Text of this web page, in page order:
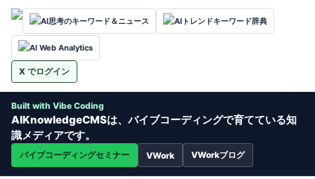
AI思考のキーワード＆ニュース AIトレンドキーワード辞典
AI Web Analytics
X でログイン
Built with Vibe Coding
AIKnowledgeCMSは、バイブコーディングで育てている知
識メディアです。
バイブコーディングセミナー VWork VWorkブログ